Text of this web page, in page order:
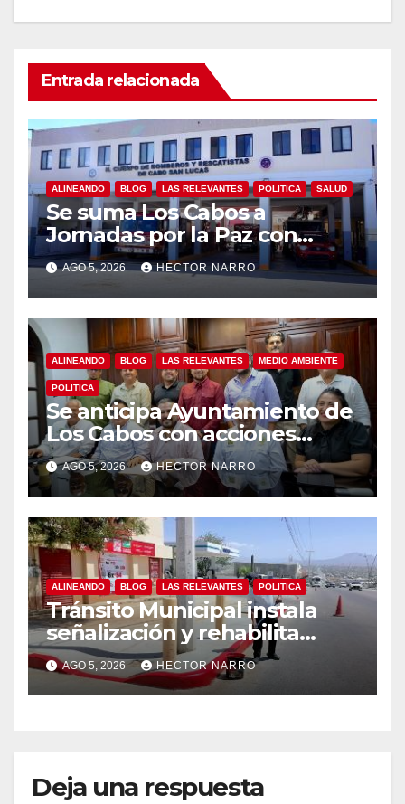
Entrada relacionada
ALINEANDO BLOG LAS RELEVANTES POLITICA SALUD
Se suma Los Cabos a
Jornadas por la Paz con
capacitación en primeros
auxilios para jóvenes
AGO 5, 2026 HECTOR NARRO
ALINEANDO BLOG LAS RELEVANTES MEDIO AMBIENTE
POLITICA
Se anticipa Ayuntamiento de
Los Cabos con acciones
preventivas ante lluvias en el
centro histórico
AGO 5, 2026 HECTOR NARRO
ALINEANDO BLOG LAS RELEVANTES POLITICA
Tránsito Municipal instala
señalización y rehabilita
cruces peatonales en Los
Cabos
AGO 5, 2026 HECTOR NARRO
Deja una respuesta